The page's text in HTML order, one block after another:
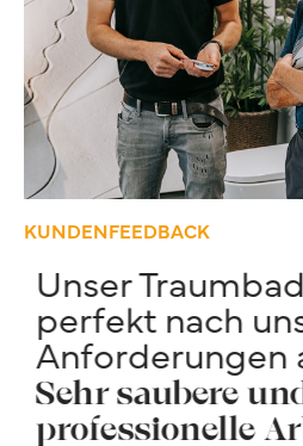
KUNDENFEEDBACK
Unser
perfekt nach
Anforderungen
Sehr saubere
professionelle